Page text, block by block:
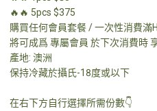
🔥🔥 5pcs $375
購買任何會員套餐 / 一次性消費滿
將可成爲 專屬會員 於下次消費時
產地: 澳洲
保持冷藏於攝氏-18度或以下
在右下方自行選擇所需份數👇